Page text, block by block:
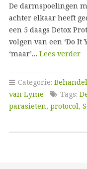
De darmspoelingen
achter elkaar heeft
een 5 daags Detox
volgen van een ‘Do It
‘maar’… Lees verder
Categorie:
van Lyme
Tags:
parasieten, protocol,